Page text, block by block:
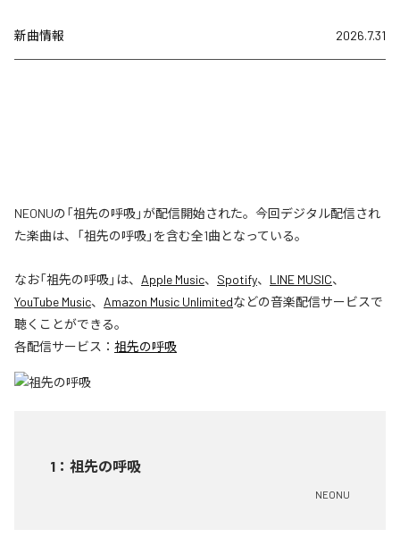
新曲情報 2026.7.31
NEONUの「祖先の呼吸」が配信開始された。今回デジタル配信され
た楽曲は、「祖先の呼吸」を含む全1曲となっている。
なお「祖先の呼吸」は、 Apple Music、 Spotify、 LINE MUSIC、
YouTube Music、 Amazon Music Unlimitedなどの音楽配信サービスで
聴くことができる。
各配信サービス： 祖先の呼吸
1 ： 祖先の呼吸
NEONU